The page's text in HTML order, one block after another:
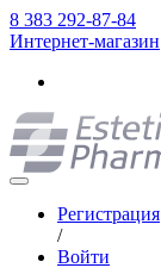
8 383 292-87-84
Интернет-магазин
Регистрация
/
Войти